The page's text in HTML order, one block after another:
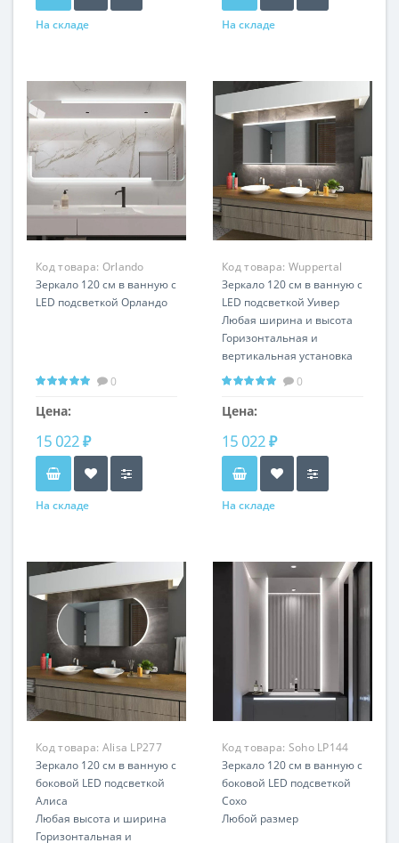
На складе На складе
Код товара: Orlando
LP125
Зеркало 120 см в ванную с
LED подсветкой Орландо
0
Цена:
15 022 ₽
На складе
Код товара: Wuppertal
LP342
Зеркало 120 см в ванную с
LED подсветкой Уивер
Любая ширина и высота
Горизонтальная и
вертикальная установка
0
Цена:
15 022 ₽
На складе
Код товара: Alisa LP277
Зеркало 120 см в ванную с
боковой LED подсветкой
Алиса
Любая высота и ширина
Горизонтальная и
Код товара: Soho LP144
Зеркало 120 см в ванную с
боковой LED подсветкой
Сохо
Любой размер